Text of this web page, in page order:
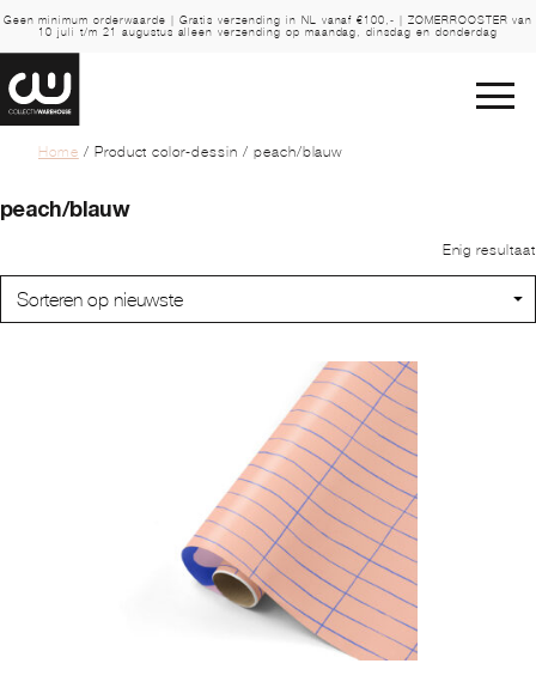
Geen minimum orderwaarde | Gratis verzending in NL vanaf €100,- | ZOMERROOSTER van
10 juli t/m 21 augustus alleen verzending op maandag, dinsdag en donderdag
Home / Product color-dessin / peach/blauw
peach/blauw
Enig resultaat